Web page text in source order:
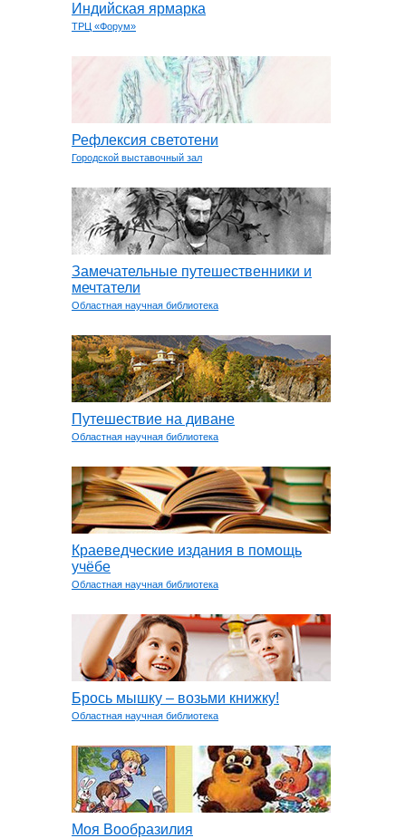
Индийская ярмарка
ТРЦ «Форум»
Рефлексия светотени
Городской выставочный зал
Замечательные путешественники и
мечтатели
Областная научная библиотека
Путешествие на диване
Областная научная библиотека
Краеведческие издания в помощь
учёбе
Областная научная библиотека
Брось мышку – возьми книжку!
Областная научная библиотека
Моя Вообразилия